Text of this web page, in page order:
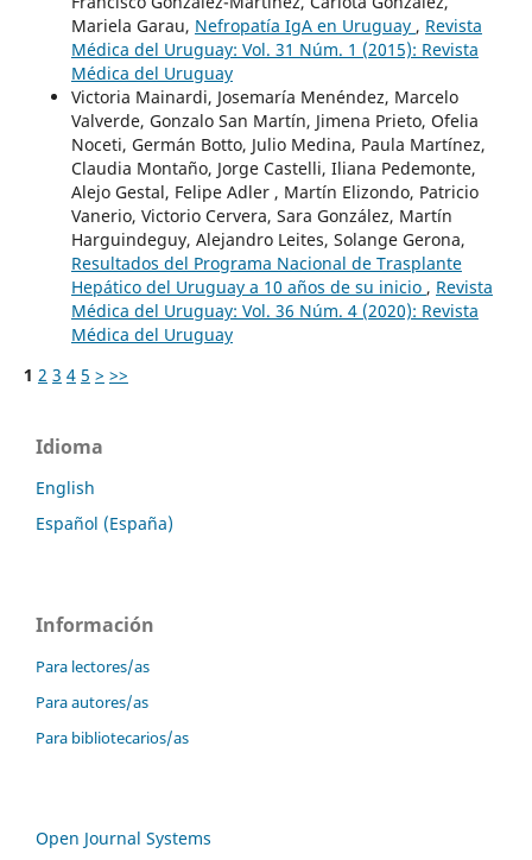
Mariela Garau, Nefropatía IgA en Uruguay , Revista
Médica del Uruguay: Vol. 31 Núm. 1 (2015): Revista
Médica del Uruguay
Victoria Mainardi, Josemaría Menéndez, Marcelo
Valverde, Gonzalo San Martín, Jimena Prieto, Ofelia
Noceti, Germán Botto, Julio Medina, Paula Martínez,
Claudia Montaño, Jorge Castelli, Iliana Pedemonte,
Alejo Gestal, Felipe Adler , Martín Elizondo, Patricio
Vanerio, Victorio Cervera, Sara González, Martín
Harguindeguy, Alejandro Leites, Solange Gerona,
Resultados del Programa Nacional de Trasplante
Hepático del Uruguay a 10 años de su inicio , Revista
Médica del Uruguay: Vol. 36 Núm. 4 (2020): Revista
Médica del Uruguay
1 2 3 4 5 > >>
Idioma
English
Español (España)
Información
Para lectores/as
Para autores/as
Para bibliotecarios/as
Open Journal Systems